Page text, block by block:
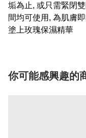
垢為止, 或只需緊閉
間均可使用, 為肌膚
塗上玫瑰保濕精華
你可能感興趣的